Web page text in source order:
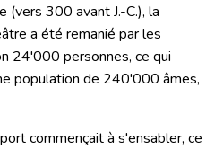
(vers 300 avant J.-C.), la
a été remanié par les
24'000 personnes, ce qui
population de 240'000 âmes,
commençait à s'ensabler, ce